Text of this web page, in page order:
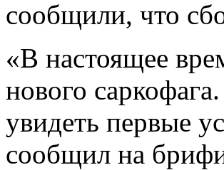
сообщили, что
«В настоящее
нового
увидеть первые
сообщил на